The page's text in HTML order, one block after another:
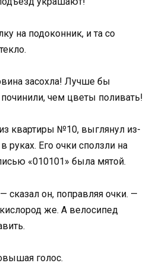
на подоконник, и та со
засохла! Лучше бы
чем цветы поливать!
квартиры №10, выглянул из-
руках. Его очки сползли на
«010101» была мятой.
сказал он, поправляя очки. —
же. А велосипед
голос.